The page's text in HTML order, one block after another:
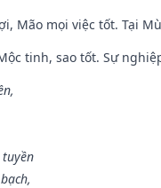
Mão mọi việc tốt. Tại
tinh, sao tốt. Sự